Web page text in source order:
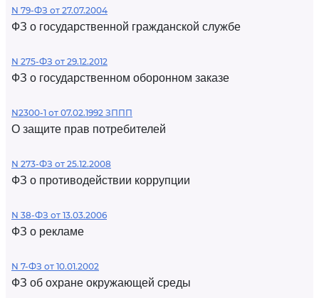
N 79-ФЗ от 27.07.2004
ФЗ о государственной гражданской службе
N 275-ФЗ от 29.12.2012
ФЗ о государственном оборонном заказе
N2300-1 от 07.02.1992 ЗППП
О защите прав потребителей
N 273-ФЗ от 25.12.2008
ФЗ о противодействии коррупции
N 38-ФЗ от 13.03.2006
ФЗ о рекламе
N 7-ФЗ от 10.01.2002
ФЗ об охране окружающей среды